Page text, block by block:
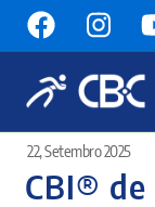
conteúdo
Menu
Principal
CBI® de
22, Setembro 2025